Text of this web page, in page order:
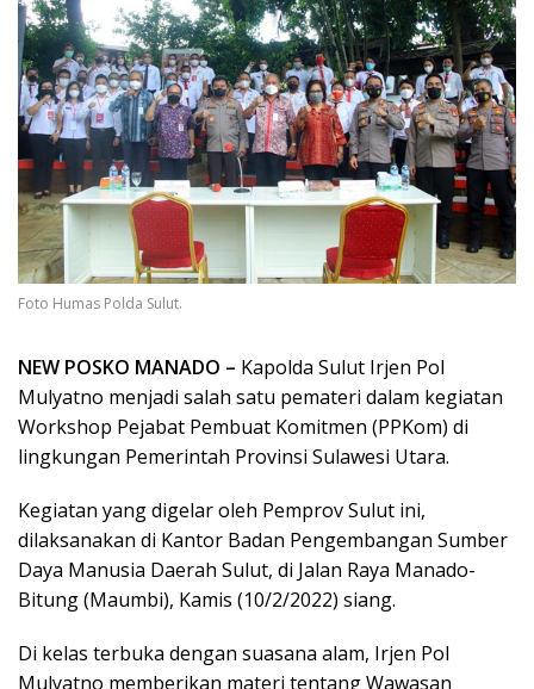
Foto Humas Polda Sulut.
NEW POSKO MANADO – Kapolda Sulut Irjen Pol
Mulyatno menjadi salah satu pemateri dalam kegiatan
Workshop Pejabat Pembuat Komitmen (PPKom) di
lingkungan Pemerintah Provinsi Sulawesi Utara.
Kegiatan yang digelar oleh Pemprov Sulut ini,
dilaksanakan di Kantor Badan Pengembangan Sumber
Daya Manusia Daerah Sulut, di Jalan Raya Manado-
Bitung (Maumbi), Kamis (10/2/2022) siang.
Di kelas terbuka dengan suasana alam, Irjen Pol
Mulyatno memberikan materi tentang Wawasan